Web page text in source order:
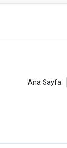
Ana Sayfa